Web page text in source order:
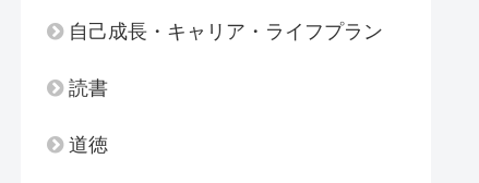
自己成長・キャリア・ライフプラン
読書
道徳